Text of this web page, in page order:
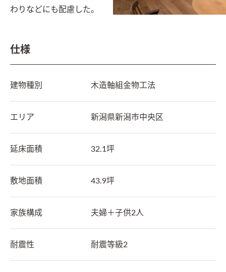
わりなどにも配慮した。
仕様
建物種別 木造軸組金物工法
エリア 新潟県新潟市中央区
延床面積 32.1坪
敷地面積 43.9坪
家族構成 夫婦＋子供2人
耐震性 耐震等級2